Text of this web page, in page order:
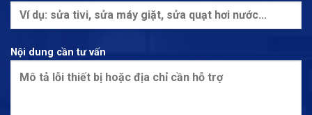
Nội dung cần tư vấn